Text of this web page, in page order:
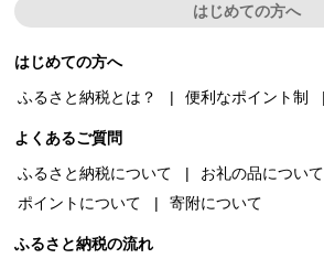
はじめての方へ
はじめての方へ
ふるさと納税とは？
便利なポイント制
よくあるご質問
ふるさと納税について
お礼の品について
ポイントについて
寄附について
ふるさと納税の流れ